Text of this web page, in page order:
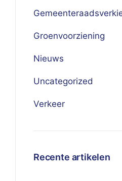
Groenvoorziening
Nieuws
Uncategorized
Verkeer
Recente artikelen